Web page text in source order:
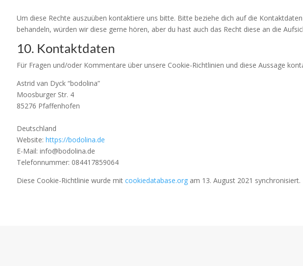
Um diese Rechte auszuüben kontaktiere uns bitte. Bitte beziehe dich auf die
behandeln, würden wir diese gerne hören, aber du hast auch das Recht diese an die
10. Kontaktdaten
Für Fragen und/oder Kommentare über unsere Cookie-Richtlinien und diese Aussage
Astrid van Dyck “bodolina”
Moosburger Str. 4
85276 Pfaffenhofen
Deutschland
Website: https://bodolina.de
E-Mail: info@bodolina.de
Telefonnummer: 084417859064
Diese Cookie-Richtlinie wurde mit cookiedatabase.orgam 13. August 2021 synchronisiert.